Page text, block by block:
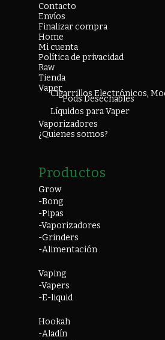
Contacto
Envíos
Finalizar compra
Home
Mi cuenta
Política de privacidad
Raw
Tienda
Vaper
Cigarrillos Electrónicos,
Pods Desechables
Líquidos para Vaper
Vaporizadores
¿Quienes somos?
Productos
Grow
-Bong
-Pipas
-Vaporizadores
-Grinders
-Alimentación
Vaping
-Vapers
-E-liquid
Hookah
-Aladín